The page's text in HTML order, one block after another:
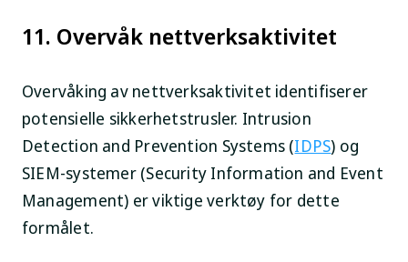
11. Overvåk nettverksaktivitet
Overvåking av nettverksaktivitet identifiserer
potensielle sikkerhetstrusler. Intrusion
Detection and Prevention Systems (IDPS) og
SIEM-systemer (Security Information and Event
Management) er viktige verktøy for dette
formålet.